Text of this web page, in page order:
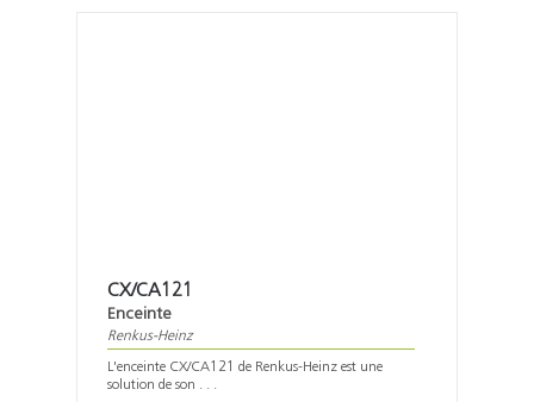
CX/CA121
Enceinte
Renkus-Heinz
L'enceinte CX/CA121 de Renkus-Heinz est une
solution de son . . .